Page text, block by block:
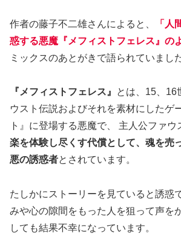
作者の藤子不二雄さんによると、
「人
惑する悪魔『メフィストフェレス』の
ミックスのあとがきで語られていました
『メフィストフェレス』
とは、15、16
ウスト伝説およびそれを素材にしたゲ
ト』に登場する悪魔で、 主人公ファウ
楽を体験し尽くす代償として、魂を売
悪の誘惑者とされています。
たしかにストーリーを見ていると誘惑
みや心の隙間をもった人を狙って声を
しても結果不幸になっています。